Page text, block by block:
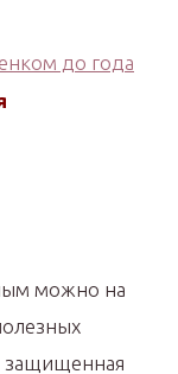
можно на
защищенная